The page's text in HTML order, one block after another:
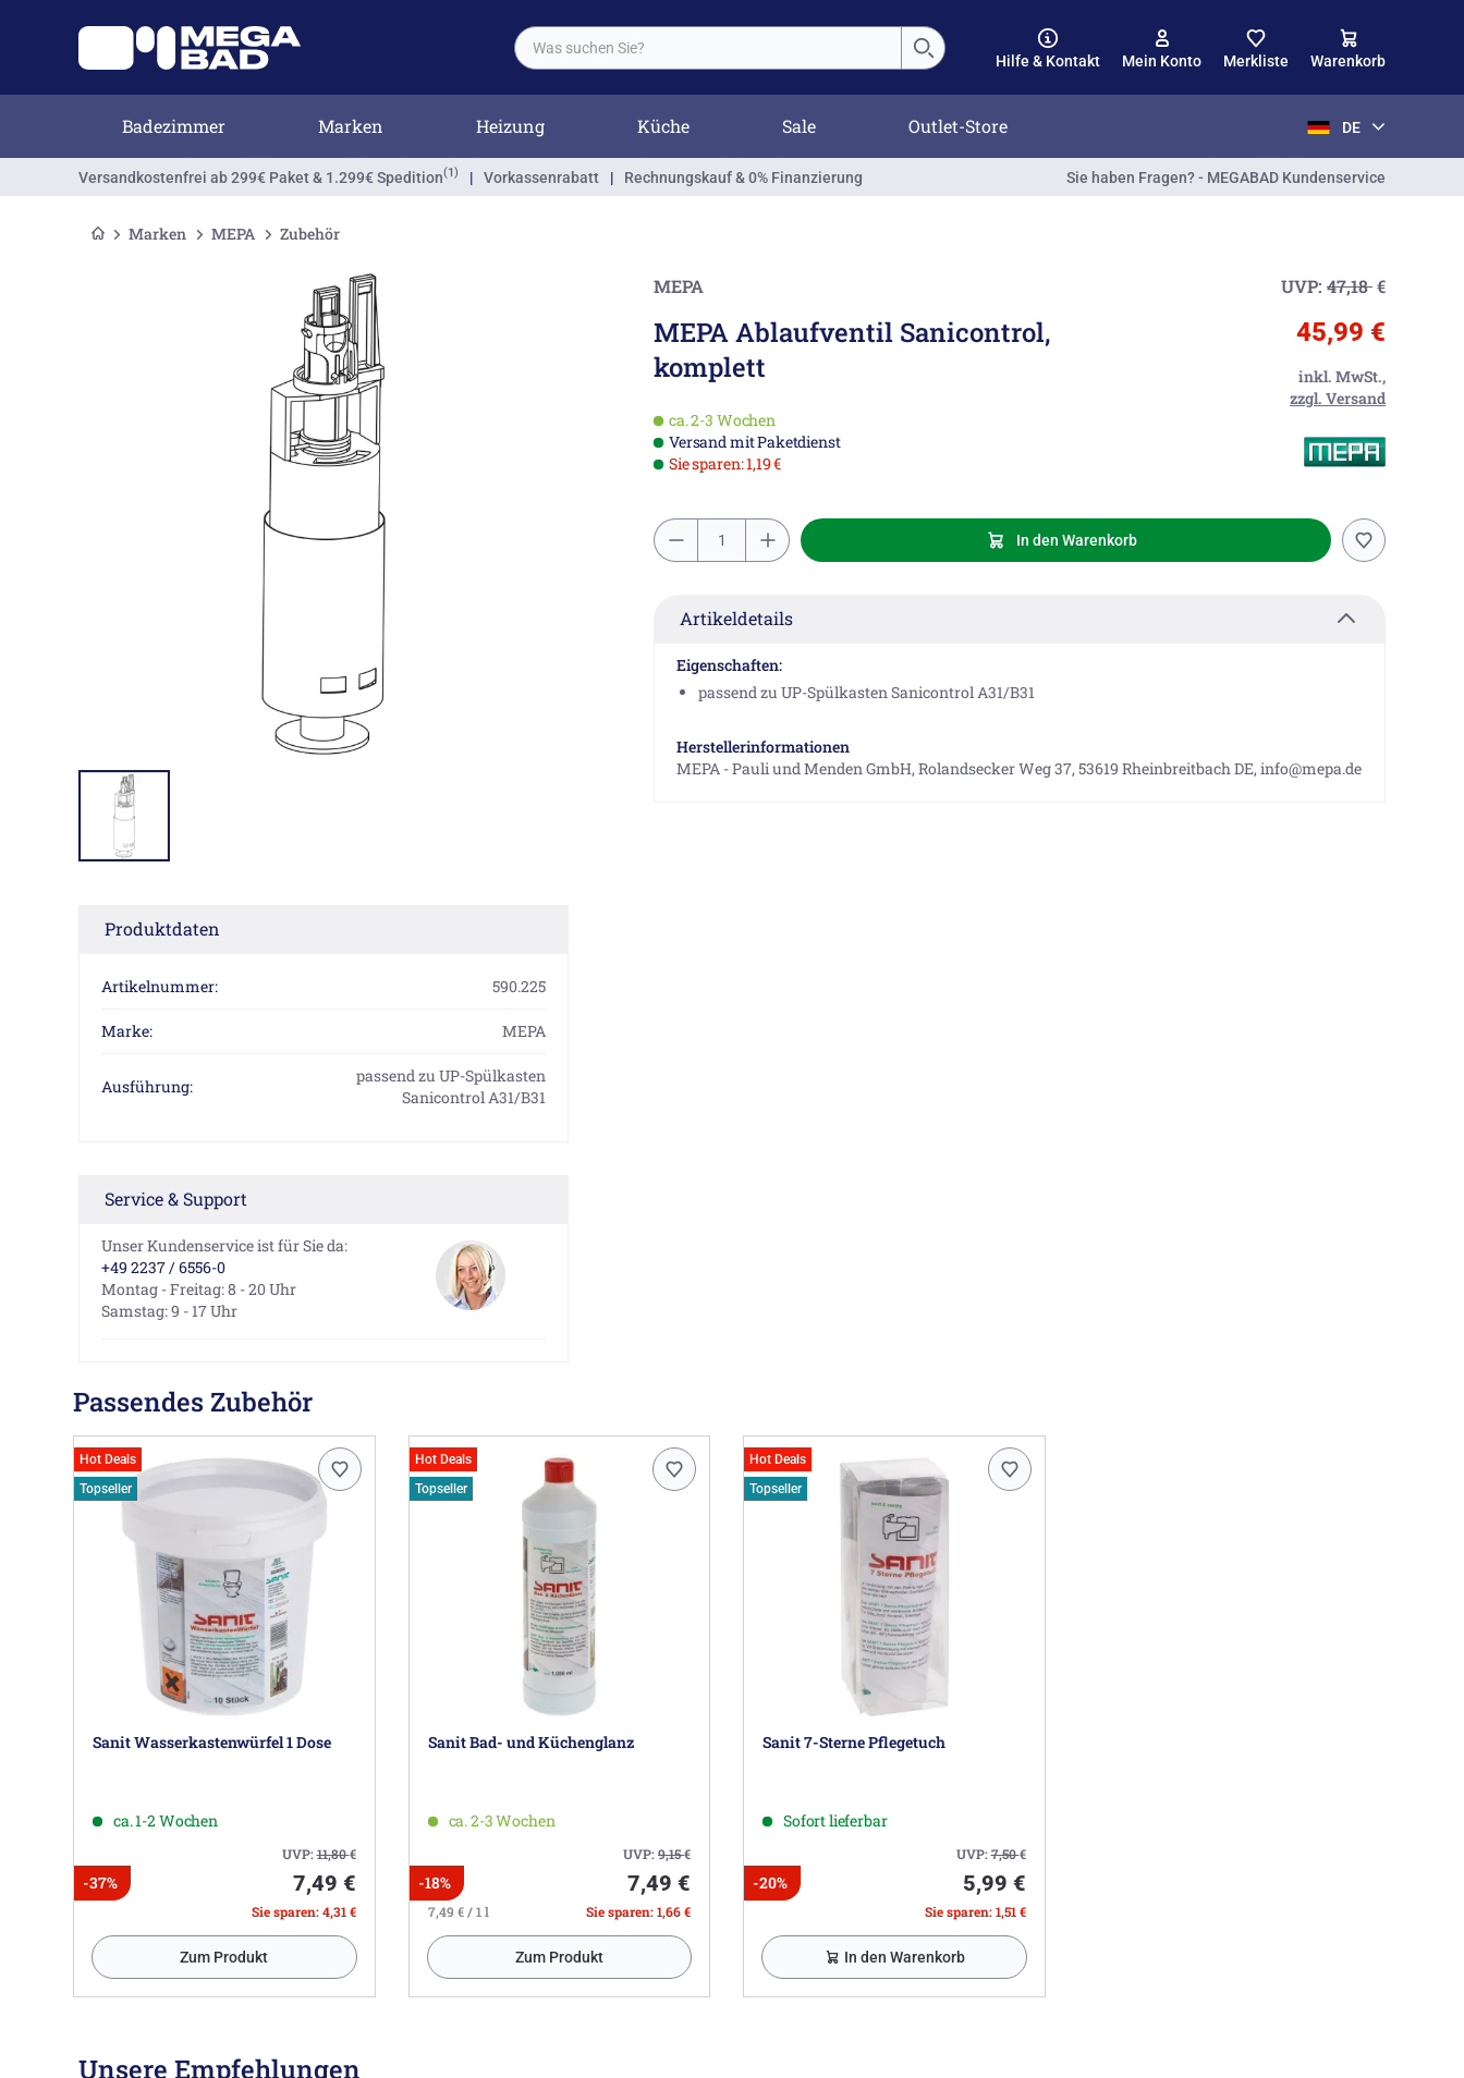
Hilfe & Kontakt Mein Konto Merkliste Warenkorb
Badezimmer Marken Heizung Küche Sale Outlet-Store DE
Versandkostenfrei ab 299€ Paket & 1.299€ Spedition(1) | Vorkassenrabatt | Rechnungskauf & 0% Finanzierung Sie haben Fragen? - MEGABAD Kundenservice
Marken MEPA Zubehör
Produktdaten
Artikelnummer: 590.225
Marke: MEPA
Ausführung:
passend zu UP-Spülkasten
Sanicontrol A31/B31
Service & Support
Unser Kundenservice ist für Sie da:
+49 2237 / 6556-0
Montag - Freitag: 8 - 20 Uhr
Samstag: 9 - 17 Uhr
MEPA
MEPA Ablaufventil Sanicontrol,
komplett
UVP: 47,18€
45,99 €
inkl. MwSt.,
zzgl. Versand
ca. 2-3 Wochen
Versand mit Paketdienst
Sie sparen: 1,19 €
In den Warenkorb
Artikeldetails
Eigenschaften:
passend zu UP-Spülkasten Sanicontrol A31/B31
Herstellerinformationen
MEPA - Pauli und Menden GmbH, Rolandsecker Weg 37, 53619 Rheinbreitbach DE, info@mepa.de
Passendes Zubehör
Hot Deals
Topseller
Sanit Wasserkastenwürfel 1 Dose
ca. 1-2 Wochen
UVP:11,80€
-37% 7,49 €
Sie sparen: 4,31 €
Zum Produkt
Hot Deals
Topseller
Sanit Bad- und Küchenglanz
ca. 2-3 Wochen
UVP:9,15€
-18% 7,49 €
7,49 € / 1 l Sie sparen: 1,66 €
Zum Produkt
Hot Deals
Topseller
Sanit 7-Sterne Pflegetuch
Sofort lieferbar
UVP:7,50€
-20% 5,99 €
Sie sparen: 1,51 €
In den Warenkorb
Unsere Empfehlungen